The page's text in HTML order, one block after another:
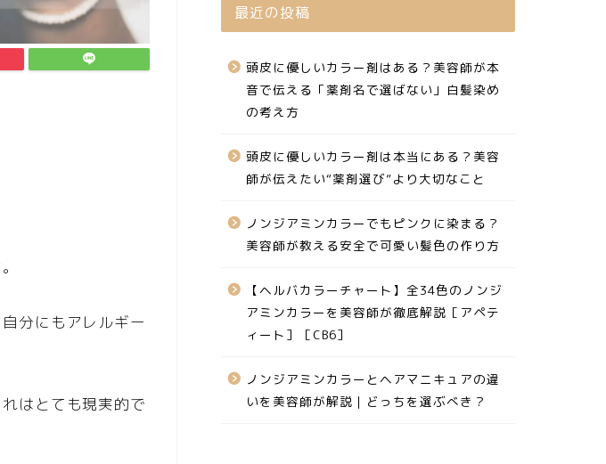
分にもアレルギー
はとても現実的で
最近の投稿
頭皮に優しいカラー剤はある？美容師が本
音で伝える「薬剤名で選ばない」白髪染め
の考え方
頭皮に優しいカラー剤は本当にある？美容
師が伝えたい“薬剤選び”より大切なこと
ノンジアミンカラーでもピンクに染まる？
美容師が教える安全で可愛い髪色の作り方
【ヘルバカラーチャート】全34色のノンジ
アミンカラーを美容師が徹底解説［アペテ
ィート］［CB6］
ノンジアミンカラーとヘアマニキュアの違
いを美容師が解説｜どっちを選ぶべき？